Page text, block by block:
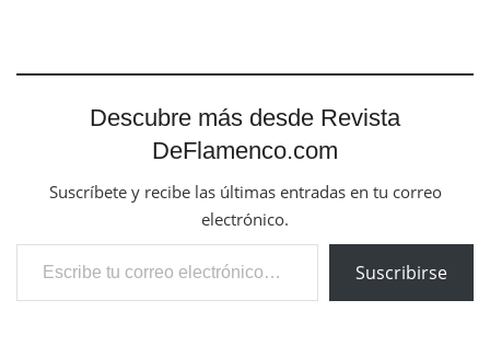
Descubre más desde Revista
DeFlamenco.com
Suscríbete y recibe las últimas entradas en tu correo
electrónico.
Escribe tu correo electrónico…
Suscribirse